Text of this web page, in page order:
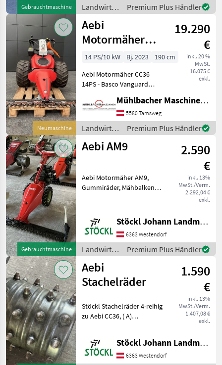
Gebrauchtmaschine
60m sofort Einsatzbereit
inklusiv
Landwirtsch.
Motorfahrzeuge
/ Aebi
Premium Plus Händler
Neumaschine
Aebi
Motormäher
CC36 14PS,
190cm Balken
19.290
€
inkl. 20 %
MwSt.
16.075 €
exkl.
14 PS/10 kW Bj. 2023
190 cm
Aebi Motormäher CC36
14PS - Basco Vanguard
Viertakt - 408cm³,
luftgekühlt - 10, 3kW/14PS -
Regler, Reversierstarter,
elektronische Zündun
Mühlbacher Maschinen GmbH
5580 Tamsweg
Landwirtsch.
Motorfahrzeuge
/ Aebi
Premium Plus Händler
Gebrauchtmaschine
Aebi AM9
2.590
€
inkl. 13%
MwSt./Verm.
2.292,04 €
exkl.
Aebi Motormäher AM9,
Gummiräder, Mähbalken
Klingenschmid 0664
2.2.1.9.9.0.3 Landwirtsch.
Motorfahrzeuge
Motormäher/-fräsen
Stöckl Johann Landmaschinen GesmbH & Co KG
6363 Westendorf
Landwirtsch.
Motorfahrzeuge
/ Aebi
Premium Plus Händler
Aebi
Stachelräder
1.590
€
inkl. 13%
MwSt./Verm.
1.407,08 €
exkl.
Stöckl Stachelräder 4-reihig
zu Aebi CC36, ( A)
Motormäher/-fräsen
Stöckl Johann Landmaschinen GesmbH & Co KG
6363 Westendorf